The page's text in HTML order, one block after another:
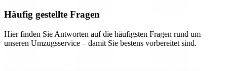
Häufig gestellte Fragen
Hier finden Sie Antworten auf die häufigsten Fragen rund um
unseren Umzugsservice – damit Sie bestens vorbereitet sind.